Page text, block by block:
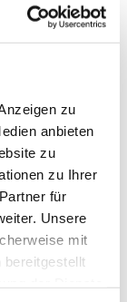
zu
anbieten
zu
zu Ihrer
für
Unsere
mit
bereitgestellt